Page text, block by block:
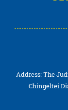
Address: The
Chingeltei